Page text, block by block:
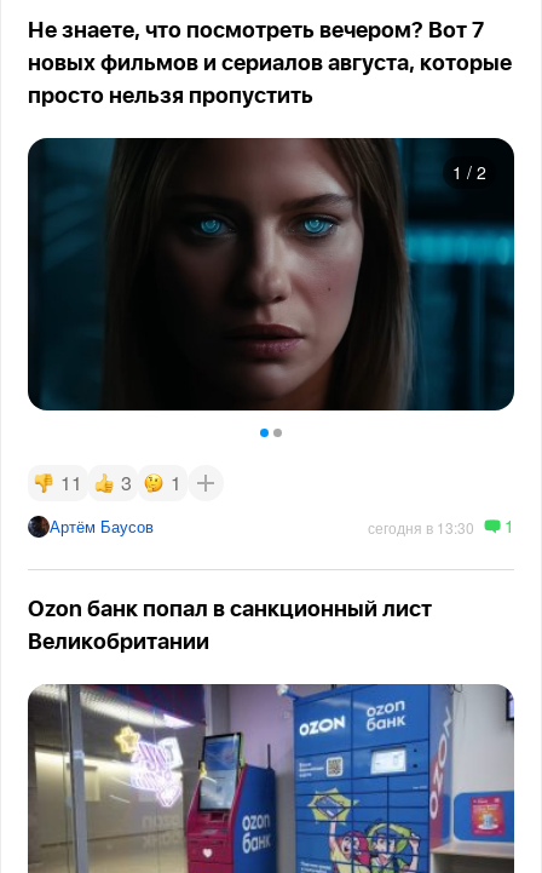
Не знаете, что посмотреть вечером? Вот 7
новых фильмов и сериалов августа, которые
просто нельзя пропустить
1 / 2
11 3 1
Артём Баусов сегодня в 13:30 1
Ozon банк попал в санкционный лист
Великобритании